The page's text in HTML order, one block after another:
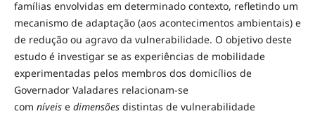
famílias envolvidas em determinado contexto, refletindo um
mecanismo de adaptação (aos acontecimentos ambientais) e
de redução ou agravo da vulnerabilidade. O objetivo deste
estudo é investigar se as experiências de mobilidade
experimentadas pelos membros dos domicílios de
Governador Valadares relacionam-se
com níveise dimensõesdistintas de vulnerabilidade